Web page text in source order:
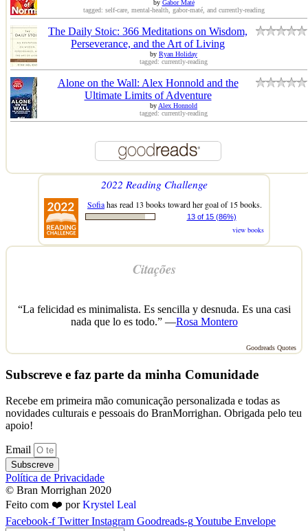
by Gabor Maté
tagged: self-care, mental-health, gabor-maté, and currently-reading
The Daily Stoic: 366 Meditations on Wisdom,
Perseverance, and the Art of Living
by Ryan Holiday
tagged: currently-reading
Alone on the Wall: Alex Honnold and the
Ultimate Limits of Adventure
byAlex Honnold
tagged: currently-reading
2022 Reading Challenge
Sofiahas read 13 books toward her goal of 15 books.
13 of 15 (86%)
view books
Citações
“La felicidad es minimalista. Es sencilla y desnuda. Es una casi
nada que lo es todo.” —Rosa Montero
Goodreads Quotes
Subscreve e faz parte da minha Comunidade
Recebe em primeira mão comunicação personalizada e todas as
novidades culturais e pessoais do BranMorrighan. Obrigada pelo teu
apoio!
Email
Subscreve
Política de Privacidade
© Bran Morrighan 2020
Feito com ❤️ porKrystel Leal
Facebook-f Twitter Instagram Goodreads-gYoutube Envelope